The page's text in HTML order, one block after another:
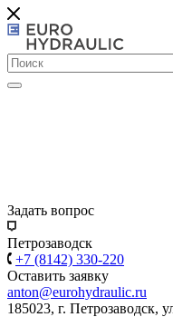
Задать вопрос
Петрозаводск
+7 (8142) 330-220
Оставить заявку
anton@eurohydraulic.ru
185023, г. Петрозаводск,